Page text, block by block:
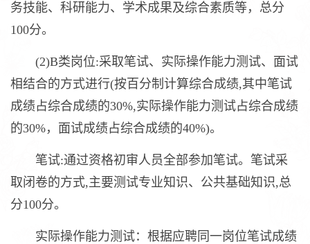
务技能、科研能力、学术成果及综合素质等，总分
100分。
(2)B类岗位:采取笔试、实际操作能力测试、面试
相结合的方式进行(按百分制计算综合成绩,其中笔试
成绩占综合成绩的30%,实际操作能力测试占综合成绩
的30%，面试成绩占综合成绩的40%)。
笔试:通过资格初审人员全部参加笔试。笔试采
取闭卷的方式,主要测试专业知识、公共基础知识,总
分100分。
实际操作能力测试：根据应聘同一岗位笔试成绩